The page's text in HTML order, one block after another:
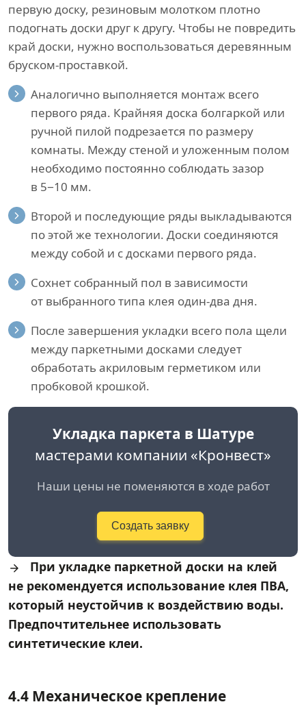
первую доску, резиновым молотком плотно
подогнать доски друг к другу. Чтобы не повредить
край доски, нужно воспользоваться деревянным
бруском-проставкой.
Аналогично выполняется монтаж всего
первого ряда. Крайняя доска болгаркой или
ручной пилой подрезается по размеру
комнаты. Между стеной и уложенным полом
необходимо постоянно соблюдать зазор
в 5−10 мм.
Второй и последующие ряды выкладываются
по этой же технологии. Доски соединяются
между собой и с досками первого ряда.
Сохнет собранный пол в зависимости
от выбранного типа клея один-два дня.
После завершения укладки всего пола щели
между паркетными досками следует
обработать акриловым герметиком или
пробковой крошкой.
Укладка паркета в Шатуре
мастерами компании «Кронвест»
Наши цены не поменяются в ходе работ
Создать заявку
При укладке паркетной доски на клей
не рекомендуется использование клея ПВА,
который неустойчив к воздействию воды.
Предпочтительнее использовать
синтетические клеи.
4.4 Механическое крепление